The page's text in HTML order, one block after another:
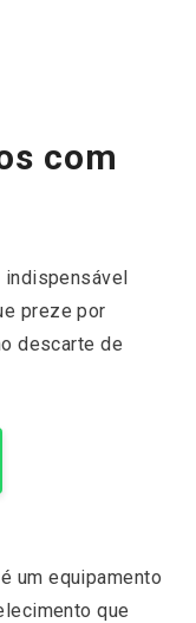
com
indispensável
preze por
descarte de
é um equipamento
que